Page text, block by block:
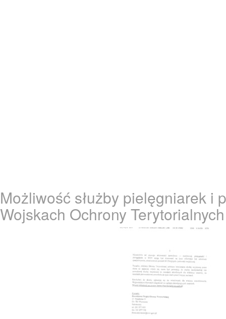
Możliwość służby pielęgniarek i
Wojskach Ochrony Terytorialnych